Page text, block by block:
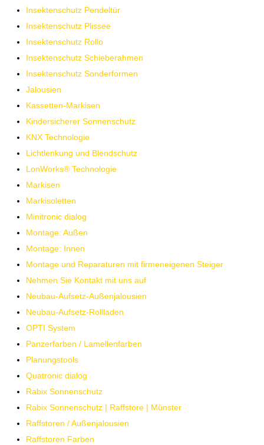
Insektenschutz Pendeltür
Insektenschutz Plissee
Insektenschutz Rollo
Insektenschutz Schieberahmen
Insektenschutz Sonderformen
Jalousien
Kassetten-Markisen
Kindersicherer Sonnenschutz
KNX Technologie
Lichtlenkung und Blendschutz
LonWorks® Technologie
Markisen
Markisoletten
Minitronic dialog
Montage: Außen
Montage: Innen
Montage und Reparaturen mit firmeneigenen Steiger
Nehmen Sie Kontakt mit uns auf
Neubau-Aufsetz-Außenjalousien
Neubau-Aufsetz-Rollladen
OPTI System
Panzerfarben / Lamellenfarben
Planungstools
Quatronic dialog
Rabix Sonnenschutz
Rabix Sonnenschutz | Raffstore | Münster
Raffstoren / Außenjalousien
Raffstoren Farben